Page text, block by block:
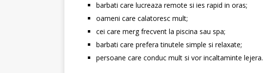
barbati care lucreaza remote si ies rapid in oras;
oameni care calatoresc mult;
cei care merg frecvent la piscina sau spa;
barbati care prefera tinutele simple si relaxate;
persoane care conduc mult si vor incaltaminte lejera.